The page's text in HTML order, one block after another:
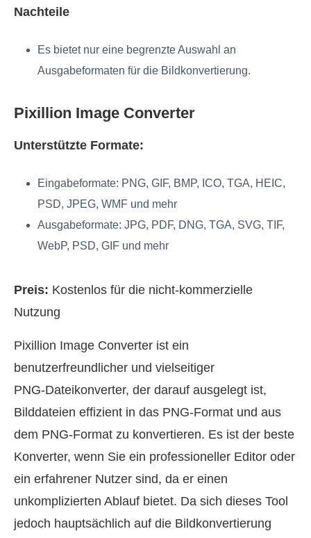
Nachteile
Es bietet nur eine begrenzte Auswahl an
Ausgabeformaten für die Bildkonvertierung.
Pixillion Image Converter
Unterstützte Formate:
Eingabeformate: PNG, GIF, BMP, ICO, TGA, HEIC,
PSD, JPEG, WMF und mehr
Ausgabeformate: JPG, PDF, DNG, TGA, SVG, TIF,
WebP, PSD, GIF und mehr
Preis: Kostenlos für die nicht‑kommerzielle
Nutzung
Pixillion Image Converter ist ein
benutzerfreundlicher und vielseitiger
PNG‑Dateikonverter, der darauf ausgelegt ist,
Bilddateien effizient in das PNG‑Format und aus
dem PNG‑Format zu konvertieren. Es ist der beste
Konverter, wenn Sie ein professioneller Editor oder
ein erfahrener Nutzer sind, da er einen
unkomplizierten Ablauf bietet. Da sich dieses Tool
jedoch hauptsächlich auf die Bildkonvertierung